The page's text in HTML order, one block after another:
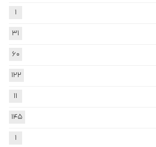
1
31
60
122
11
145
1